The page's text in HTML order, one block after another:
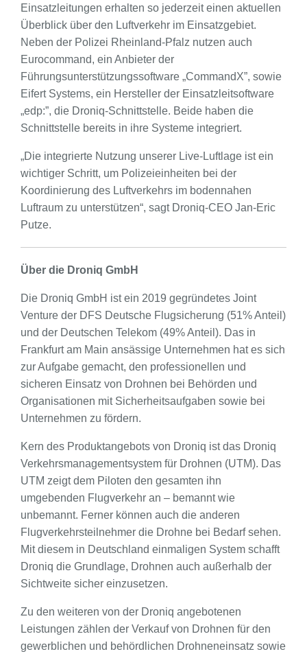
Einsatzleitungen erhalten so jederzeit einen aktuellen
Überblick über den Luftverkehr im Einsatzgebiet.
Neben der Polizei Rheinland-Pfalz nutzen auch
Eurocommand, ein Anbieter der
Führungsunterstützungssoftware „CommandX”, sowie
Eifert Systems, ein Hersteller der Einsatzleitsoftware
„edp:”, die Droniq-Schnittstelle. Beide haben die
Schnittstelle bereits in ihre Systeme integriert.
„Die integrierte Nutzung unserer Live-Luftlage ist ein
wichtiger Schritt, um Polizeieinheiten bei der
Koordinierung des Luftverkehrs im bodennahen
Luftraum zu unterstützen“, sagt Droniq-CEO Jan-Eric
Putze.
Über die Droniq GmbH
Die Droniq GmbH ist ein 2019 gegründetes Joint
Venture der DFS Deutsche Flugsicherung (51% Anteil)
und der Deutschen Telekom (49% Anteil). Das in
Frankfurt am Main ansässige Unternehmen hat es sich
zur Aufgabe gemacht, den professionellen und
sicheren Einsatz von Drohnen bei Behörden und
Organisationen mit Sicherheitsaufgaben sowie bei
Unternehmen zu fördern.
Kern des Produktangebots von Droniq ist das Droniq
Verkehrsmanagementsystem für Drohnen (UTM). Das
UTM zeigt dem Piloten den gesamten ihn
umgebenden Flugverkehr an – bemannt wie
unbemannt. Ferner können auch die anderen
Flugverkehrsteilnehmer die Drohne bei Bedarf sehen.
Mit diesem in Deutschland einmaligen System schafft
Droniq die Grundlage, Drohnen auch außerhalb der
Sichtweite sicher einzusetzen.
Zu den weiteren von der Droniq angebotenen
Leistungen zählen der Verkauf von Drohnen für den
gewerblichen und behördlichen Drohneneinsatz sowie